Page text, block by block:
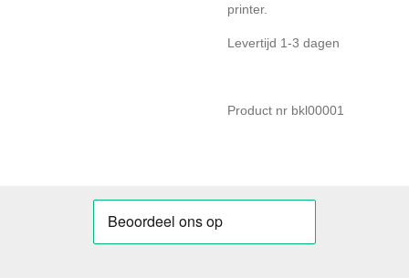
printer.
Levertijd 1-3 dagen
Product nr bkl00001